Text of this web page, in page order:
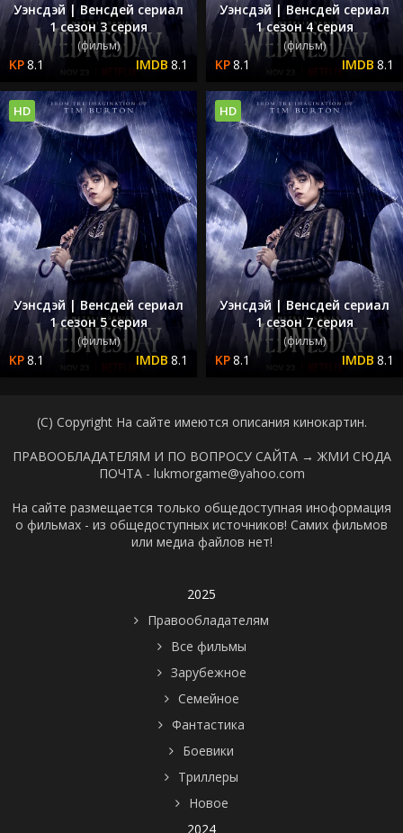
Уэнсдэй | Венсдей сериал
1 сезон 3 серия
(фильм)
8.1 8.1
Уэнсдэй | Венсдей сериал
1 сезон 4 серия
(фильм)
8.1 8.1
Уэнсдэй | Венсдей сериал
1 сезон 5 серия
(фильм)
8.1 8.1
HD
Уэнсдэй | Венсдей сериал
1 сезон 7 серия
(фильм)
8.1 8.1
HD
(C) Copyright На сайте имеются описания кинокартин.
ПРАВООБЛАДАТЕЛЯМ И ПО ВОПРОСУ САЙТА → ЖМИ СЮДА
ПОЧТА - lukmorgame@yahoo.com
На сайте размещается только общедоступная иноформация
о фильмах - из общедоступных источников! Самих фильмов
или медиа файлов нет!
2025
Правообладателям
Все фильмы
Зарубежное
Семейное
Фантастика
Боевики
Триллеры
Новое
2024